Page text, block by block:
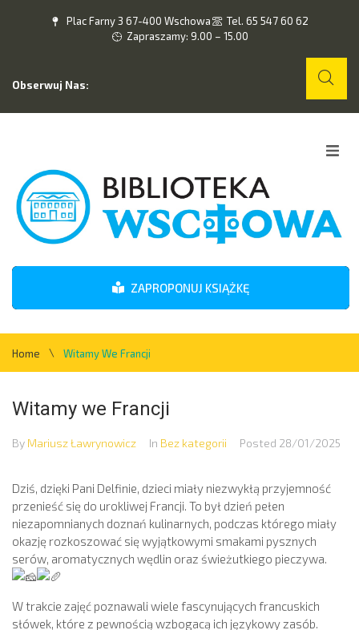
Plac Farny 3 67-400 Wschowa
Tel. 65 547 60 62
Zapraszamy: 9.00 – 15.00
Obserwuj Nas:
O nas
Wydarzenia
Kontakt
ZAPROPONUJ KSIĄŻKĘ
Home \ Witamy We Francji
Witamy we Francji
By Mariusz Ławrynowicz In Bez kategorii Posted 28/01/2025
Dziś, dzięki Pani Delfinie, dzieci miały niezwykłą przyjemność
przenieść się do urokliwej Francji. To był dzień pełen
niezapomnianych doznań kulinarnych, podczas którego miały
okazję rozkoszować się wyjątkowymi smakami pysznych
serów, aromatycznych wędlin oraz świeżutkiego pieczywa.
W trakcie zajęć poznawali wiele fascynujących francuskich
słówek, które z pewnością wzbogacą ich językowy zasób.